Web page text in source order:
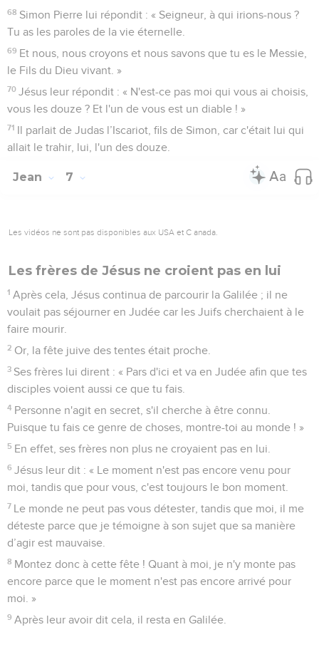
68 Simon Pierre lui répondit : « Seigneur, à qui irions-nous ?
Tu as les paroles de la vie éternelle.
69 Et nous, nous croyons et nous savons que tu es le Messie,
le Fils du Dieu vivant. »
70 Jésus leur répondit : « N'est-ce pas moi qui vous ai choisis,
vous les douze ? Et l'un de vous est un diable ! »
71 Il parlait de Judas l’Iscariot, fils de Simon, car c'était lui qui
allait le trahir, lui, l'un des douze.
Jean 7
Les vidéos ne sont pas disponibles aux USA et C anada.
Les frères de Jésus ne croient pas en lui
1 Après cela, Jésus continua de parcourir la Galilée ; il ne
voulait pas séjourner en Judée car les Juifs cherchaient à le
faire mourir.
2 Or, la fête juive des tentes était proche.
3 Ses frères lui dirent : « Pars d'ici et va en Judée afin que tes
disciples voient aussi ce que tu fais.
4 Personne n'agit en secret, s'il cherche à être connu.
Puisque tu fais ce genre de choses, montre-toi au monde ! »
5 En effet, ses frères non plus ne croyaient pas en lui.
6 Jésus leur dit : « Le moment n'est pas encore venu pour
moi, tandis que pour vous, c'est toujours le bon moment.
7 Le monde ne peut pas vous détester, tandis que moi, il me
déteste parce que je témoigne à son sujet que sa manière
d’agir est mauvaise.
8 Montez donc à cette fête ! Quant à moi, je n'y monte pas
encore parce que le moment n'est pas encore arrivé pour
moi. »
9 Après leur avoir dit cela, il resta en Galilée.